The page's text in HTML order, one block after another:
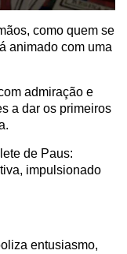
como quem se
animado com uma
admiração e
a dar os primeiros
de Paus:
impulsionado
entusiasmo,